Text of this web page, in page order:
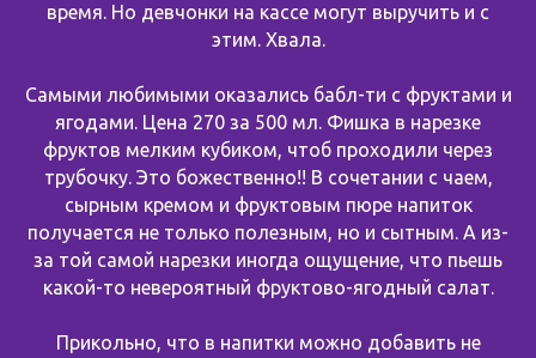
время. Но девчонки на кассе могут выручить и с
этим. Хвала.
Самыми любимыми оказались бабл-ти с фруктами и
ягодами. Цена 270 за 500 мл. Фишка в нарезке
фруктов мелким кубиком, чтоб проходили через
трубочку. Это божественно!! В сочетании с чаем,
сырным кремом и фруктовым пюре напиток
получается не только полезным, но и сытным. А из-
за той самой нарезки иногда ощущение, что пьешь
какой-то невероятный фруктово-ягодный салат.
Прикольно, что в напитки можно добавить не